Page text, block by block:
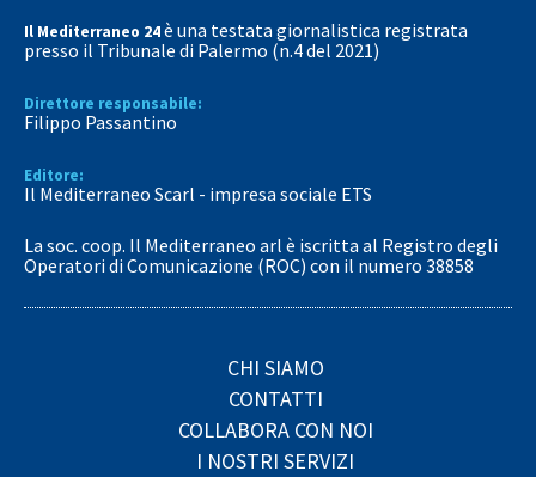
Il Mediterraneo 24è una testata giornalistica registrata
presso il Tribunale di Palermo (n.4 del 2021)
Direttore responsabile:
Filippo Passantino
Editore:
Il Mediterraneo Scarl - impresa sociale ETS
La soc. coop. Il Mediterraneo arl è iscritta al Registro degli
Operatori di Comunicazione (ROC) con il numero 38858
CHI SIAMO
CONTATTI
COLLABORA CON NOI
I NOSTRI SERVIZI